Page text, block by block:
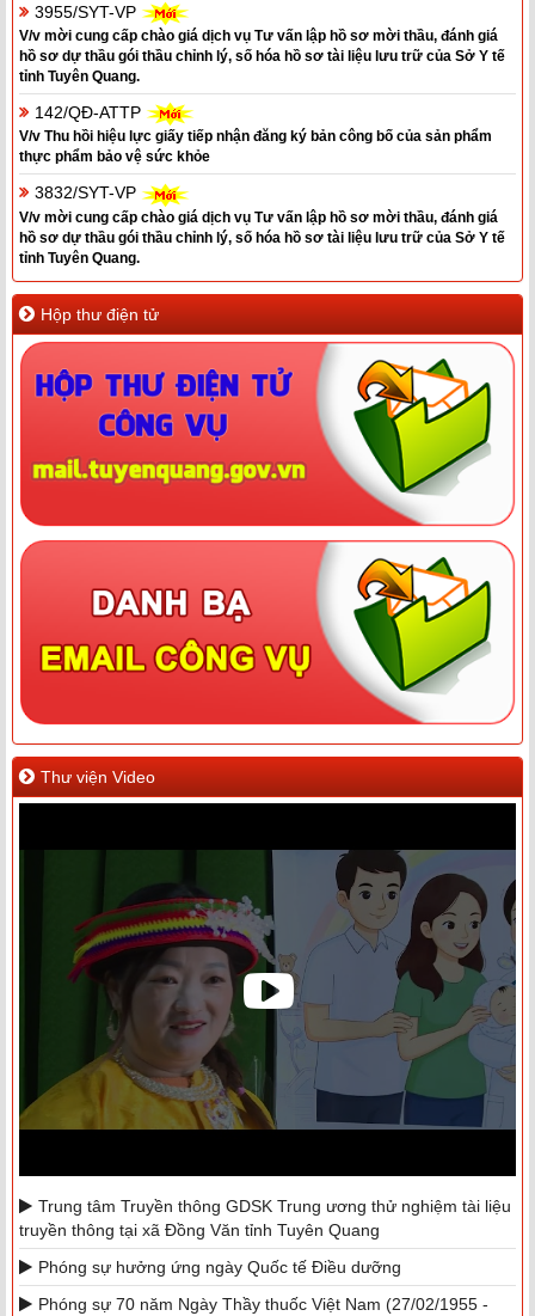
3955/SYT-VP
V/v mời cung cấp chào giá dịch vụ Tư vấn lập hồ sơ mời thầu, đánh giá
hồ sơ dự thầu gói thầu chỉnh lý, số hóa hồ sơ tài liệu lưu trữ của Sở Y tế
tỉnh Tuyên Quang.
142/QĐ-ATTP
V/v Thu hồi hiệu lực giấy tiếp nhận đăng ký bản công bố của sản phẩm
thực phẩm bảo vệ sức khỏe
3832/SYT-VP
V/v mời cung cấp chào giá dịch vụ Tư vấn lập hồ sơ mời thầu, đánh giá
hồ sơ dự thầu gói thầu chỉnh lý, số hóa hồ sơ tài liệu lưu trữ của Sở Y tế
tỉnh Tuyên Quang.
Hộp thư điện tử
Thư viện Video
Trung tâm Truyền thông GDSK Trung ương thử nghiệm tài liệu
truyền thông tại xã Đồng Văn tỉnh Tuyên Quang
Phóng sự hưởng ứng ngày Quốc tế Điều dưỡng
Phóng sự 70 năm Ngày Thầy thuốc Việt Nam (27/02/1955 -